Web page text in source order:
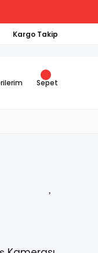
Kargo Takip
Sepet